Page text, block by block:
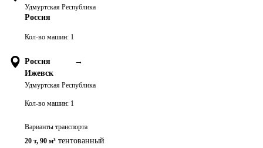
Удмуртская Республика
Россия
Кол-во машин: 1
Россия
→
Ижевск
Удмуртская Республика
Кол-во машин: 1
Варианты транспорта
20 т, 90 м³ тентованный